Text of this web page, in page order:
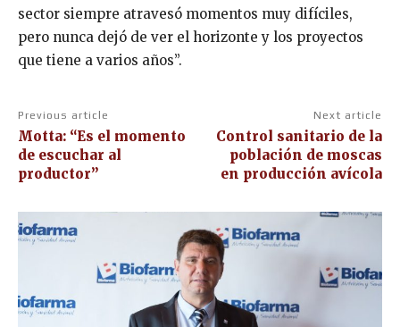
sector siempre atravesó momentos muy difíciles,
pero nunca dejó de ver el horizonte y los proyectos
que tiene a varios años”.
Previous article
Motta: “Es el momento
de escuchar al
productor”
Next article
Control sanitario de la
población de moscas
en producción avícola